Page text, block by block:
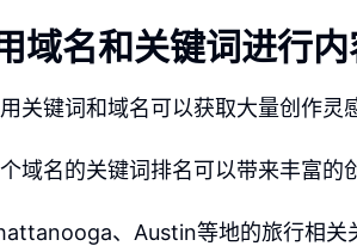
域名和关键词进行
关键词和域名可以获取大量创作灵
域名的关键词排名可以带来丰富的
、Austin等地的旅行相关